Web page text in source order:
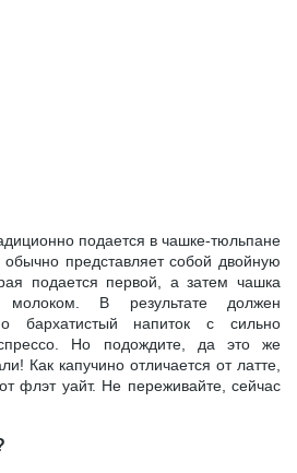
подается в чашке-тюльпане
представляет собой двойную
подается первой, а затем чашка
молоком. В результате должен
бархатистый напиток с сильно
Но подождите, да это же
Как капучино отличается от латте,
флэт уайт. Не переживайте, сейчас